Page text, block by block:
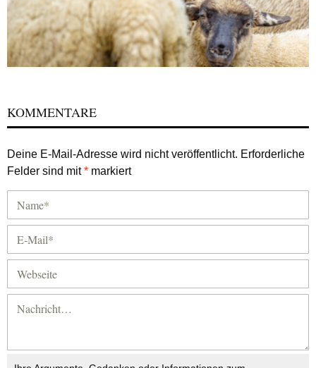
KOMMENTARE
Deine E-Mail-Adresse wird nicht veröffentlicht. Erforderliche
Felder sind mit* markiert